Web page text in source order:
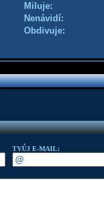
Miluje:
Nenávidí:
Obdivuje:
TVŮJ E-MAIL: